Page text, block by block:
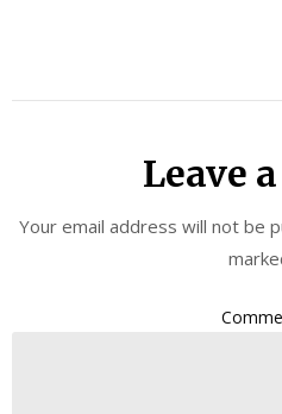
Leave
Your email address will not be